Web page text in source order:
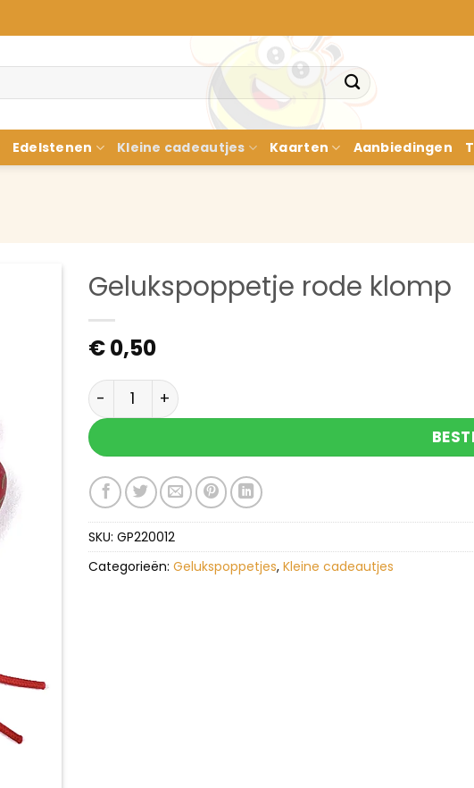
Edelstenen Kleine cadeautjes Kaarten Aanbiedingen
Gelukspoppetje rode klomp
€0,50
Gelukspoppetje rode klomp aantal
SKU: GP220012
Categorieën: Gelukspoppetjes, Kleine cadeautjes